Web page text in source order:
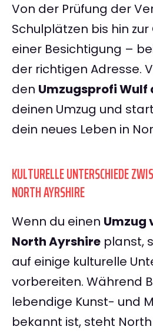
Von der Prüfung der
Schulplätzen bis hin
einer Besichtigung –
der richtigen Adresse.
den Umzugsprofi Wulf
deinen Umzug und
dein neues Leben in
KULTURELLE UNTERSCHIEDE
NORTH AYRSHIRE
Wenn du einen Umzug
North Ayrshire planst,
auf einige kulturelle
vorbereiten. Während
lebendige Kunst- und
bekannt ist, steht